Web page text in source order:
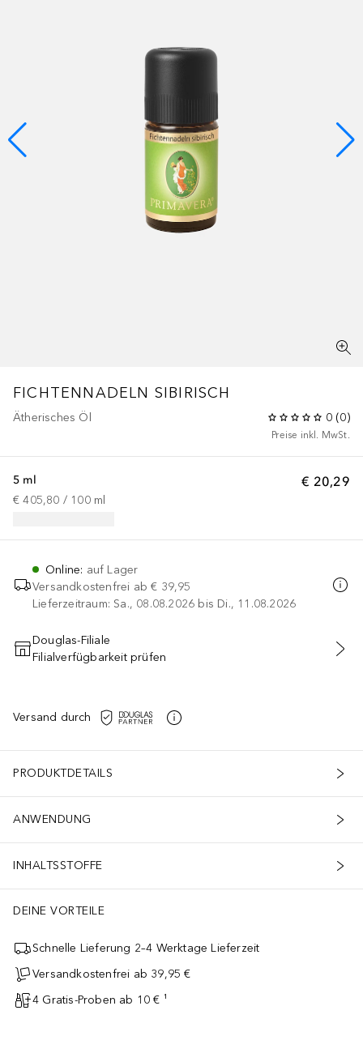
FICHTENNADELN SIBIRISCH
Ätherisches Öl 0 (0)
Preise inkl. MwSt.
€ 20,29
5 ml
€ 405,80 / 100 ml
Online: auf Lager
Versandkostenfrei ab € 39,95
Lieferzeitraum: Sa., 08.08.2026 bis Di., 11.08.2026
IN DEN WARENKORB
Douglas-Filiale
Filialverfügbarkeit prüfen
Versand durch
PRODUKTDETAILS
ANWENDUNG
INHALTSSTOFFE
DEINE VORTEILE
Schnelle Lieferung 2–4 Werktage Lieferzeit
Versandkostenfrei ab 39,95 €
4 Gratis-Proben ab 10 € ¹